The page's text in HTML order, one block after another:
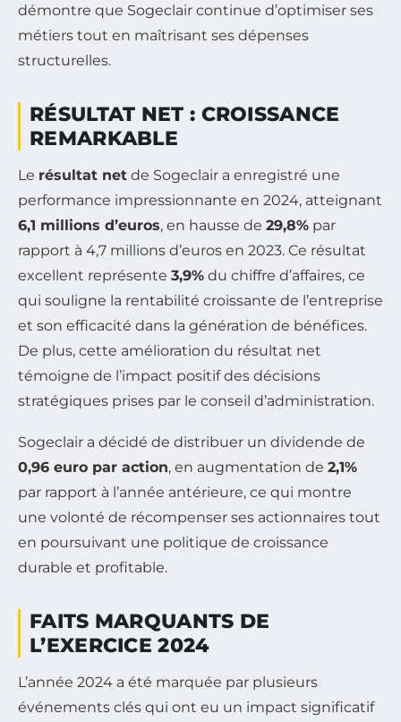
démontre que Sogeclair continue d’optimiser ses
métiers tout en maîtrisant ses dépenses
structurelles.
RÉSULTAT NET : CROISSANCE
REMARKABLE
Le résultat net de Sogeclair a enregistré une
performance impressionnante en 2024, atteignant
6,1 millions d’euros, en hausse de 29,8% par
rapport à 4,7 millions d’euros en 2023. Ce résultat
excellent représente 3,9% du chiffre d’affaires, ce
qui souligne la rentabilité croissante de l’entreprise
et son efficacité dans la génération de bénéfices.
De plus, cette amélioration du résultat net
témoigne de l’impact positif des décisions
stratégiques prises par le conseil d’administration.
Sogeclair a décidé de distribuer un dividende de
0,96 euro par action, en augmentation de 2,1%
par rapport à l’année antérieure, ce qui montre
une volonté de récompenser ses actionnaires tout
en poursuivant une politique de croissance
durable et profitable.
FAITS MARQUANTS DE
L’EXERCICE 2024
L’année 2024 a été marquée par plusieurs
événements clés qui ont eu un impact significatif